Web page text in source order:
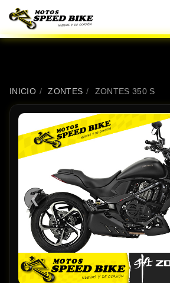
INICIO / ZONTES / ZONTES 350 S
❮